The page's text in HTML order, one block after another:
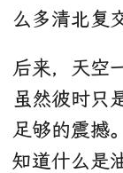
么多清北复
后来，天空
虽然彼时只
足够的震撼
知道什么是